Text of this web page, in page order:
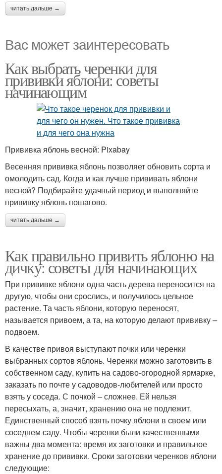
читать дальше →
Вас может заинтересовать
Как выбрать черенки для
прививки яблони: советы
начинающим
Прививка яблонь весной: Pixabay
Весенняя прививка яблонь позволяет обновить сорта и
омолодить сад. Когда и как лучше прививать яблони
весной? Подбирайте удачный период и выполняйте
прививку яблонь пошагово.
читать дальше →
Как правильно привить яблоню на
дичку: советы для начинающих
При прививке яблони одна часть дерева переносится на
другую, чтобы они срослись, и получилось цельное
растение. Та часть яблони, которую переносят,
называется привоем, а та, на которую делают прививку –
подвоем.
В качестве привоя выступают почки или черенки
выбранных сортов яблонь. Черенки можно заготовить в
собственном саду, купить на садово-огородной ярмарке,
заказать по почте у садоводов-любителей или просто
взять у соседа. С почкой – сложнее. Ей нельзя
пересыхать, а, значит, хранению она не подлежит.
Единственный способ взять почку яблони в своем или
соседнем саду. Чтобы черенки были качественными
важны два момента: время их заготовки и правильное
хранение до прививки. Сроки заготовки черенков яблони
следующие: